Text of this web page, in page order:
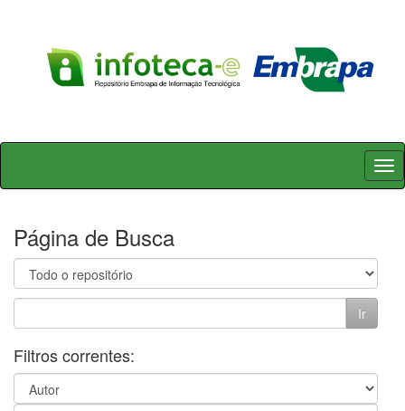
Skip
Página de Busca
Filtros correntes: